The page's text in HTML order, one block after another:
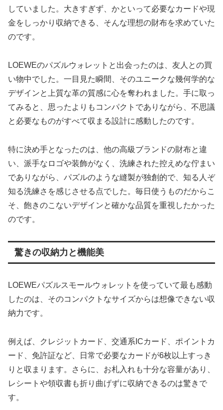
していました。大きすぎず、かといって必要なカードや現
金をしっかり収納できる、そんな理想の財布を求めていた
のです。
LOEWEのパズルウォレットと出会ったのは、友人との買
い物中でした。一目見た瞬間、そのユニークな幾何学的な
デザインと上質な革の質感に心を奪われました。手に取っ
てみると、思ったよりもコンパクトでありながら、不思議
と必要なものがすべて収まる設計に感動したのです。
特に決め手となったのは、他の高級ブランドの財布と違
い、派手なロゴや装飾がなく、洗練された控えめな佇まい
でありながら、パズルのような縫製が独創的で、知る人ぞ
知る洗練さを感じさせる点でした。毎日使うものだからこ
そ、飽きのこないデザインと確かな品質を重視したかった
のです。
驚きの収納力と機能美
LOEWEパズルスモールウォレットを使っていて最も感動
したのは、そのコンパクトなサイズからは想像できない収
納力です。
例えば、クレジットカード、交通系ICカード、ポイントカ
ード、免許証など、日常で必要なカードが6枚以上すっき
りと収まります。さらに、お札入れも十分な容量があり、
レシートや領収書も折り曲げずに収納できるのは驚きで
す。